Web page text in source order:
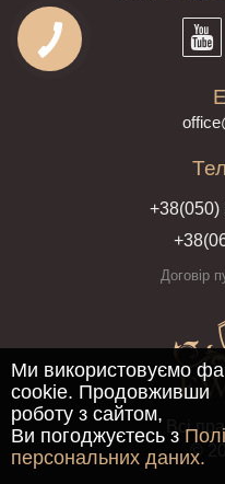
offi
+38(050)
+38
Договір
Всі
©
Ми використовуємо
cookie. Продовживши
роботу з сайтом,
Ви погоджуєтесь з
персональних даних.